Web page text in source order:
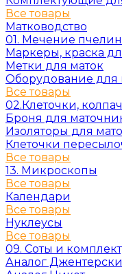
Все товары
Матководство
01. Мечение
Маркеры, краска
Метки для маток
Оборудование для
Все товары
02.Клеточки,
Броня для
Изоляторы для
Клеточки
Все товары
13. Микроскопы
Все товары
Календари
Все товары
Нуклеусы
Все товары
09. Соты и
Аналог